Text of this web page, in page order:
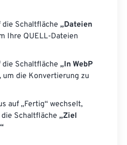
Schaltfläche „Dateien
Ihre QUELL-Dateien
Schaltfläche „In WebP
um die Konvertierung zu
auf „Fertig“ wechselt,
Schaltfläche „Ziel